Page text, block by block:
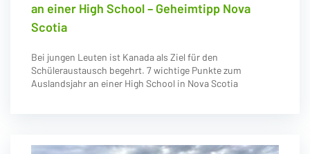
an einer High School – Geheimtipp Nova
Scotia
Bei jungen Leuten ist Kanada als Ziel für den
Schüleraustausch begehrt. 7 wichtige Punkte zum
Auslandsjahr an einer High School in Nova Scotia